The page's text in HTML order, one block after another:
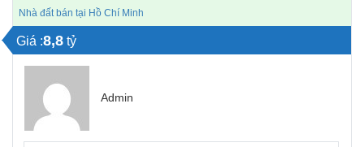
Nhà đất bán tại Hồ Chí Minh
Giá :8,8 tỷ
Admin